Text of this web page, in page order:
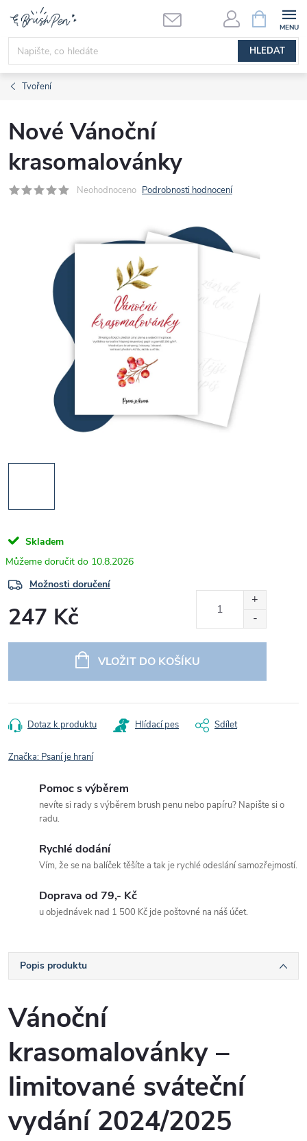
obsah
HLEDAT
NÁKUPNÍ
KOŠÍK
Tvoření
Nové Vánoční
krasomalovánky
Neohodnoceno Podrobnosti hodnocení
Skladem
10.8.2026
Možnosti doručení
247 Kč
VLOŽIT DO KOŠÍKU
Dotaz k produktu Hlídací pes Sdílet
Značka: Psaní je hraní
Pomoc s výběrem
nevíte si rady s výběrem brush penu nebo papíru? Napište si o
radu.
Rychlé dodání
Vím, že se na balíček těšíte a tak je rychlé odeslání samozřejmostí.
Doprava od 79,- Kč
u objednávek nad 1 500 Kč jde poštovné na náš účet.
Popis produktu
Vánoční
krasomalovánky –
limitované sváteční
vydání 2024/2025